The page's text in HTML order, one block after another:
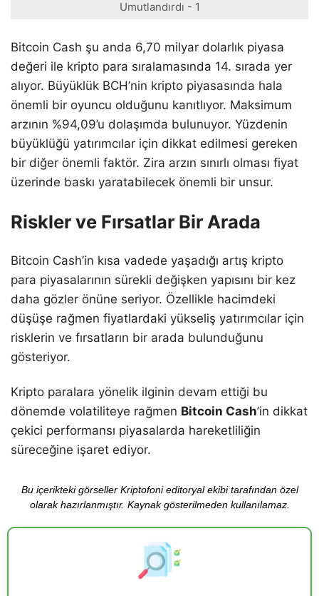
Umutlandırdı - 1
Bitcoin Cash şu anda 6,70 milyar dolarlık piyasa
değeri ile kripto para sıralamasında 14. sırada yer
alıyor. Büyüklük BCH’nin kripto piyasasında hala
önemli bir oyuncu olduğunu kanıtlıyor. Maksimum
arzının %94,09’u dolaşımda bulunuyor. Yüzdenin
büyüklüğü yatırımcılar için dikkat edilmesi gereken
bir diğer önemli faktör. Zira arzın sınırlı olması fiyat
üzerinde baskı yaratabilecek önemli bir unsur.
Riskler ve Fırsatlar Bir Arada
Bitcoin Cash’in kısa vadede yaşadığı artış kripto
para piyasalarının sürekli değişken yapısını bir kez
daha gözler önüne seriyor. Özellikle hacimdeki
düşüşe rağmen fiyatlardaki yükseliş yatırımcılar için
risklerin ve fırsatların bir arada bulunduğunu
gösteriyor.
Kripto paralara yönelik ilginin devam ettiği bu
dönemde volatiliteye rağmen Bitcoin Cash’in dikkat
çekici performansı piyasalarda hareketliliğin
süreceğine işaret ediyor.
Bu içerikteki görseller Kriptofoni editoryal ekibi tarafından özel
olarak hazırlanmıştır. Kaynak gösterilmeden kullanılamaz.